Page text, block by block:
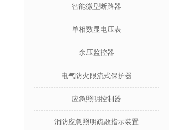
智能微型断路器
单相数显电压表
余压监控器
电气防火限流式保护器
应急照明控制器
消防应急照明疏散指示装置